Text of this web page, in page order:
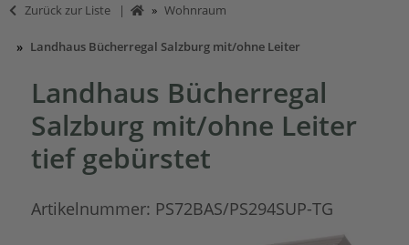
Zurück zur Liste Wohnraum
Landhaus Bücherregal Salzburg mit/ohne Leiter
Landhaus Bücherregal
Salzburg mit/ohne Leiter
tief gebürstet
Artikelnummer: PS72BAS/PS294SUP-TG